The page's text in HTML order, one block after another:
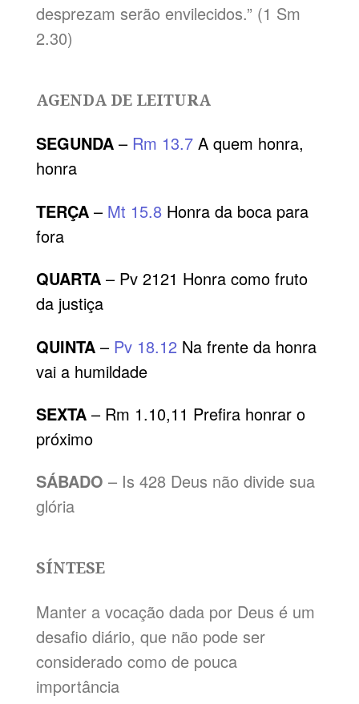
desprezam serão envilecidos.” (1 Sm
2.30)
AGENDA DE LEITURA
SEGUNDA– Rm 13.7A quem honra,
honra
TERÇA – Mt 15.8Honra da boca para
fora
QUARTA – Pv 2121 Honra como fruto
da justiça
QUINTA – Pv 18.12Na frente da honra
vai a humildade
SEXTA – Rm 1.10,11 Prefira honrar o
próximo
SÁBADO – Is 428 Deus não divide sua
glória
SÍNTESE
Manter a vocação dada por Deus é um
desafio diário, que não pode ser
considerado como de pouca
importância